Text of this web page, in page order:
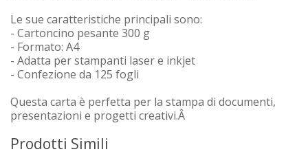
Le sue caratteristiche principali sono:
- Cartoncino pesante 300 g
- Formato: A4
- Adatta per stampanti laser e inkjet
- Confezione da 125 fogli
Questa carta è perfetta per la stampa di documenti,
presentazioni e progetti creativi.Â
Prodotti Simili